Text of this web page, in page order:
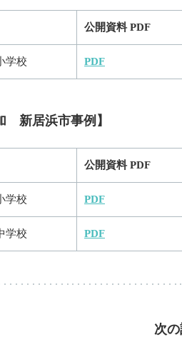
公開資料 PDF
学校 PDF
新居浜市事例】
公開資料 PDF
学校 PDF
学校 PDF
次